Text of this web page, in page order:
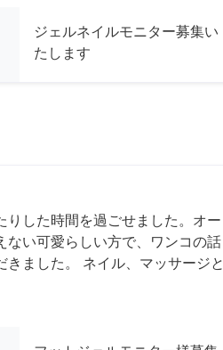
ジェルネイルモニター募集い
たします
りした時間を過ごせました。オー
ない可愛らしい方で、ワンコの話
ました。 ネイル、マッサージと